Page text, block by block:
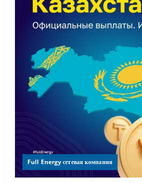
Full Energy сетевая компания